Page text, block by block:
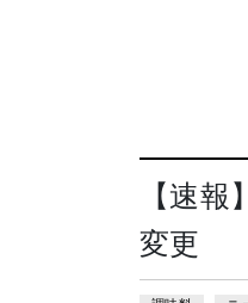
【速
変更